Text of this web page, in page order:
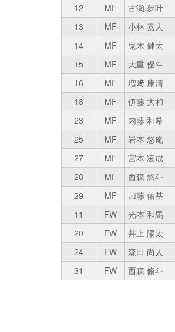
12
MF 古瀬 夢叶
13
MF 小林 嘉人
14
MF 鬼木 健太
15
MF 大重 優斗
16
MF 増﨑 康清
18
MF 伊藤 大和
23
MF 内藤 和希
25
MF 岩本 悠庵
27
MF 宮本 凌成
28
MF 西森 悠斗
29
MF 加藤 佑基
11
FW 光本 和馬
20
FW 井上 陽太
24
FW 森田 尚人
31
FW 西森 脩斗